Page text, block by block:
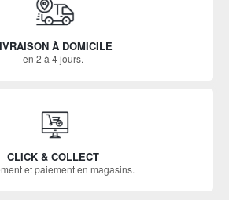
À DOMICILE
en 2 à 4 jours.
CLICK & COLLECT
et paiement en magasins.